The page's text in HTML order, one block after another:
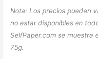
Nota: Los precios pueden
no estar disponibles en
SelfPaper.com se muestra
75g.